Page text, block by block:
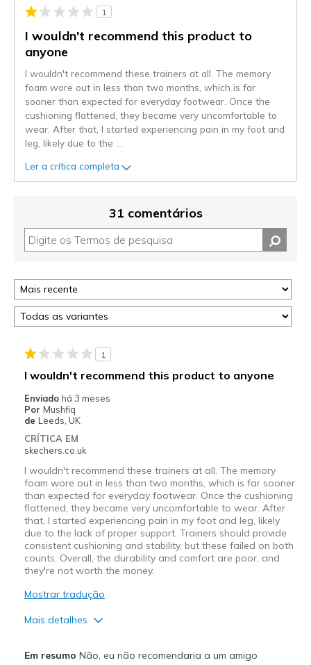
1
I wouldn't recommend this product to
anyone
I wouldn't recommend these trainers at all. The memory
foam wore out in less than two months, which is far
sooner than expected for everyday footwear. Once the
cushioning flattened, they became very uncomfortable to
wear. After that, I started experiencing pain in my foot and
leg, likely due to the
Ler a crítica completa
31 comentários
1
I wouldn't recommend this product to anyone
Enviado há 3 meses
Por Mushfiq
de Leeds, UK
CRÍTICA EM
skechers.co.uk
I wouldn't recommend these trainers at all. The memory
foam wore out in less than two months, which is far sooner
than expected for everyday footwear. Once the cushioning
flattened, they became very uncomfortable to wear. After
that, I started experiencing pain in my foot and leg, likely
due to the lack of proper support. Trainers should provide
consistent cushioning and stability, but these failed on both
counts. Overall, the durability and comfort are poor, and
they're not worth the money.
Mostrar tradução
Mais detalhes
Em resumo Não, eu não recomendaria a um amigo